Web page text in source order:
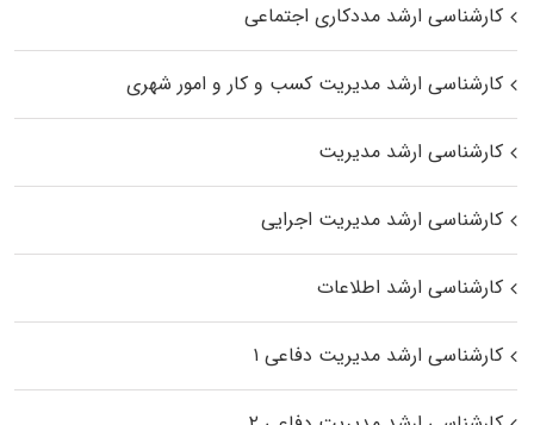
کارشناسی ارشد مددکاری اجتماعی
کارشناسی ارشد مدیریت کسب و کار و امور شهری
کارشناسی ارشد مدیریت
کارشناسی ارشد مدیریت اجرایی
کارشناسی ارشد اطلاعات
کارشناسی ارشد مدیریت دفاعی ۱